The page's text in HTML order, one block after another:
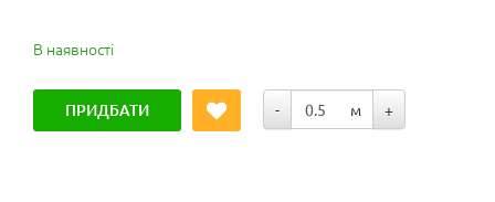
В наявності
ПРИДБАТИ - м +